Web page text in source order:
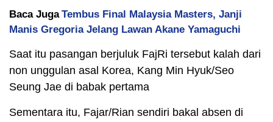
Baca Juga Tembus Final Malaysia Masters, Janji
Manis Gregoria Jelang Lawan Akane Yamaguchi
Saat itu pasangan berjuluk FajRi tersebut kalah dari
non unggulan asal Korea, Kang Min Hyuk/Seo
Seung Jae di babak pertama
Sementara itu, Fajar/Rian sendiri bakal absen di